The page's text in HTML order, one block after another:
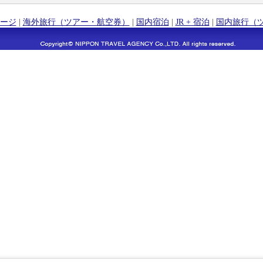
ジ | 海外旅行（ツアー・航空券） | 国内宿泊 | JR + 宿泊 | 国内旅行（